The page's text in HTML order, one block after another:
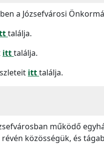
a Józsefvárosi
találja.
itttalálja.
itttalálja.
működő
közösségük, és